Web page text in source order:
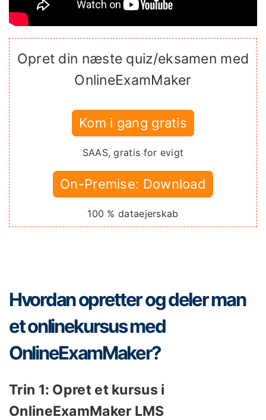
Opret din næste quiz/eksamen med
OnlineExamMaker
Kom i gang gratis
SAAS, gratis for evigt
On-Premise: Download
100 % dataejerskab
Hvordan opretter og deler man
et onlinekursus med
OnlineExamMaker?
Trin 1: Opret et kursus i
OnlineExamMaker LMS